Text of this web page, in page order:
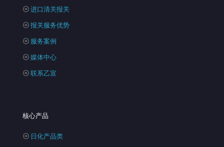
进口清关报关
报关服务优势
服务案例
媒体中心
联系乙宣
核心产品
日化产品类